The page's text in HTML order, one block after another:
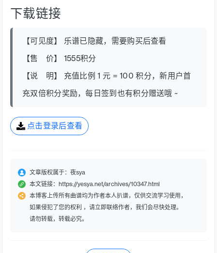
下载链接
【可见度】 乐谱已隐藏，需要购买后查看
【售 价】 1555积分
【说 明】 充值比例 1 元 = 100 积分，新用户首
充双倍积分奖励，每日签到也有积分赠送哦 ~
点击登录后查看
文章版权属于：夜sya
本文链接：https://yesya.net/archives/10347.html
本博客上传所有曲谱均为作者本人扒谱，仅供交流学习使用，
如果侵犯了您的权利 ，请立即联络作者，我们会尽快处理。
请勿转载，转载必究。